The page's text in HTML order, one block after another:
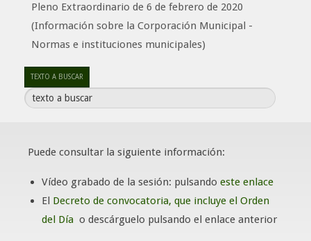
Pleno Extraordinario de 6 de febrero de 2020
(Información sobre la Corporación Municipal -
Normas e instituciones municipales)
TEXTO A BUSCAR
Puede consultar la siguiente información:
Vídeo grabado de la sesión: pulsando este enlace
El Decreto de convocatoria, que incluye el Orden
del Día o descárguelo pulsando el enlace anterior